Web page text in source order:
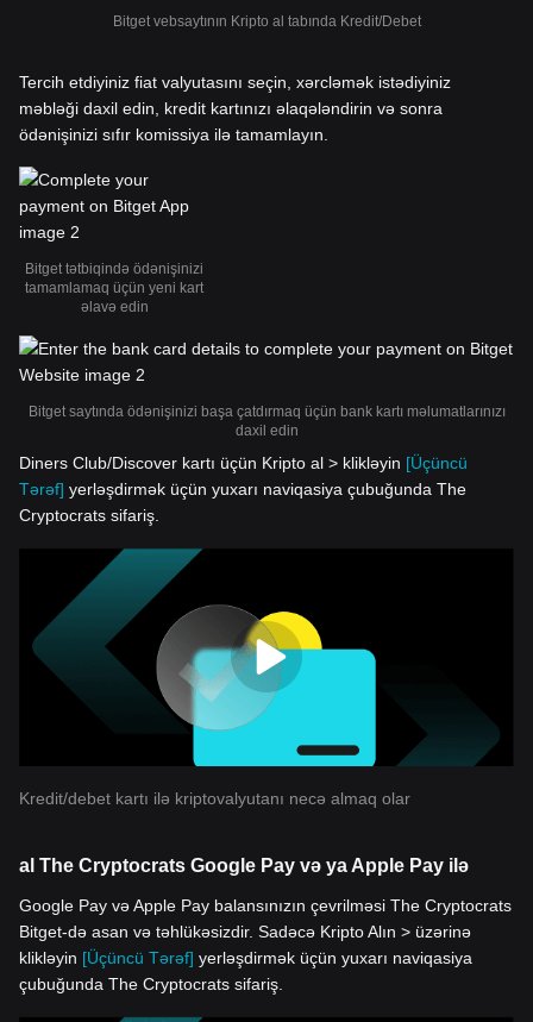
Bitget vebsaytının Kripto al tabında Kredit/Debet
Tercih etdiyiniz fiat valyutasını seçin, xərcləmək istədiyiniz
məbləği daxil edin, kredit kartınızı əlaqələndirin və sonra
ödənişinizi sıfır komissiya ilə tamamlayın.
Bitget tətbiqində ödənişinizi
tamamlamaq üçün yeni kart
əlavə edin
Bitget saytında ödənişinizi başa çatdırmaq üçün bank kartı məlumatlarınızı
daxil edin
Diners Club/Discover kartı üçün Kripto al > klikləyin [Üçüncü
Tərəf] yerləşdirmək üçün yuxarı naviqasiya çubuğunda The
Cryptocrats sifariş.
Kredit/debet kartı ilə kriptovalyutanı necə almaq olar
al The Cryptocrats Google Pay və ya Apple Pay ilə
Google Pay və Apple Pay balansınızın çevrilməsi The Cryptocrats
Bitget-də asan və təhlükəsizdir. Sadəcə Kripto Alın > üzərinə
klikləyin [Üçüncü Tərəf] yerləşdirmək üçün yuxarı naviqasiya
çubuğunda The Cryptocrats sifariş.